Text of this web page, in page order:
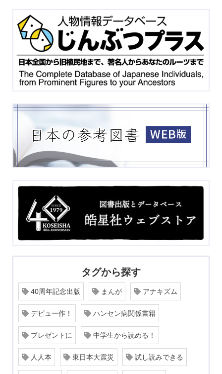
タグから探す
40周年記念出版 まんが アナキズム
デビュー作！ ハンセン病関係書籍
プレゼントに 中学生から読める！
人人本 東日本大震災 試し読みできる